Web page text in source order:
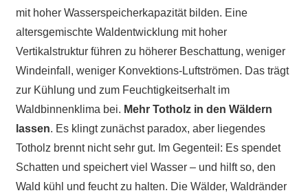
mit hoher Wasserspeicherkapazität bilden. Eine
altersgemischte Waldentwicklung mit hoher
Vertikalstruktur führen zu höherer Beschattung, weniger
Windeinfall, weniger Konvektions-Luftströmen. Das trägt
zur Kühlung und zum Feuchtigkeitserhalt im
Waldbinnenklima bei. Mehr Totholz in den Wäldern
lassen. Es klingt zunächst paradox, aber liegendes
Totholz brennt nicht sehr gut. Im Gegenteil: Es spendet
Schatten und speichert viel Wasser – und hilft so, den
Wald kühl und feucht zu halten. Die Wälder, Waldränder